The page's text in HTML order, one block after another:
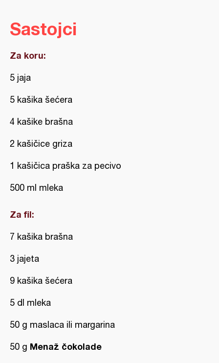
Sastojci
Za koru:
5 jaja
5 kašika šećera
4 kašike brašna
2 kašičice griza
1 kašičica praška za pecivo
500 ml mleka
Za fil:
7 kašika brašna
3 jajeta
9 kašika šećera
5 dl mleka
50 g maslaca ili margarina
50 g Menaž čokolade